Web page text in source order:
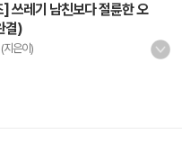
쓰레기 남친보다 절륜한 오
결)
(지은이)